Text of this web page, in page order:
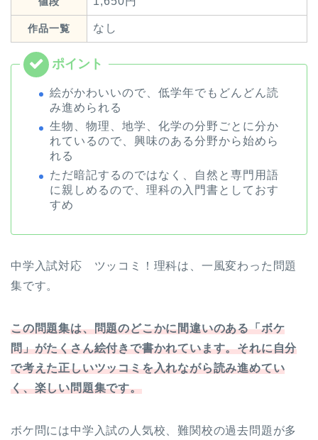
作品一覧 なし
絵がかわいいので、低学年でもどんどん読
み進められる
生物、物理、地学、化学の分野ごとに分か
れているので、興味のある分野から始めら
れる
ただ暗記するのではなく、自然と専門用語
に親しめるので、理科の入門書としておす
すめ
中学入試対応 ツッコミ！理科は、一風変わった問題
集です。
この問題集は、問題のどこかに間違いのある「ボケ
問」がたくさん絵付きで書かれています。それに自分
で考えた正しいツッコミを入れながら読み進めてい
く、楽しい問題集です。
ボケ問には中学入試の人気校、難関校の過去問題が多